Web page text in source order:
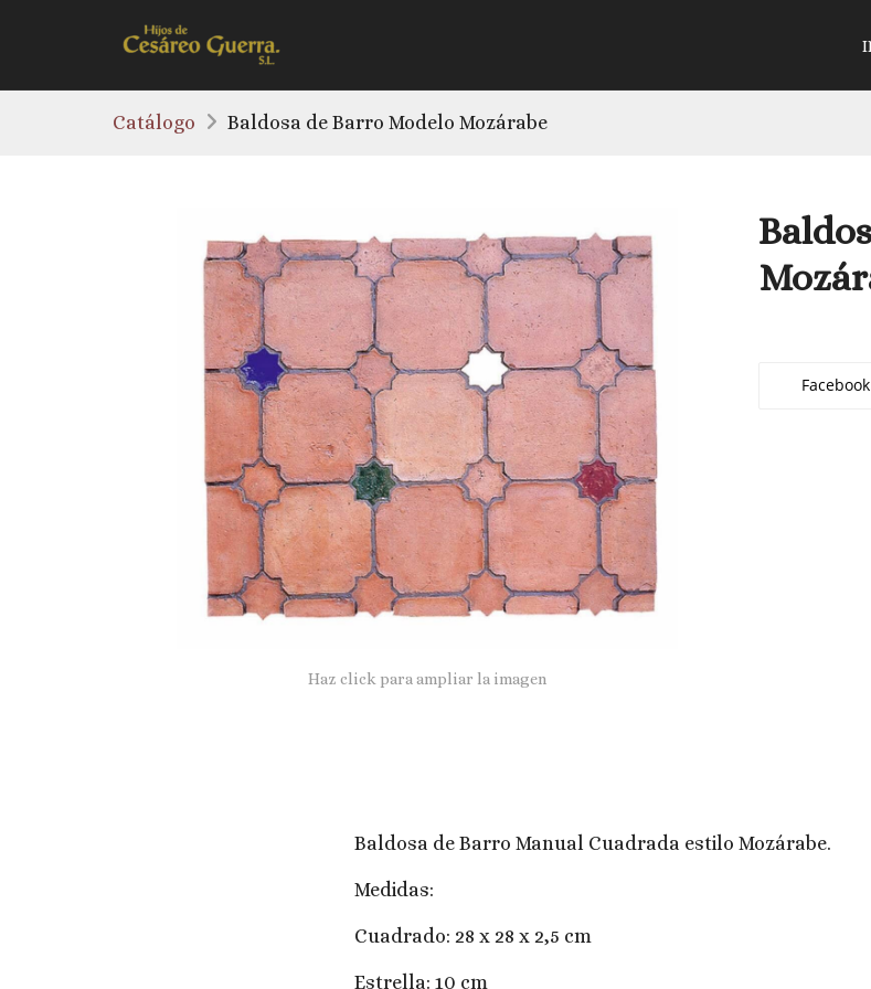
Catálogo Baldosa de Barro Modelo Mozárabe
Haz click para ampliar la imagen
Facebook
Baldosa de Barro Manual Cuadrada estilo Mozárabe.
Medidas:
Cuadrado: 28 x 28 x 2,5 cm
Estrella: 10 cm